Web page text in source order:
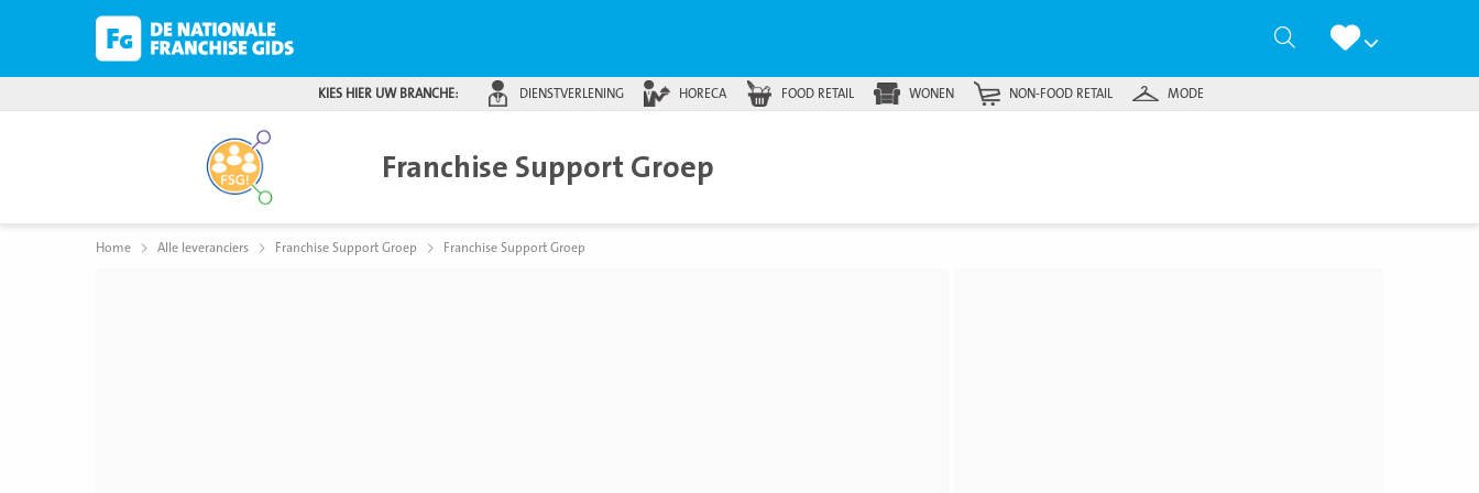
Zoeken
KIES HIER UW BRANCHE: DIENSTVERLENING HORECA FOOD RETAIL WONEN NON-FOOD RETAIL MODE
Franchise Support Groep
Home Alle leveranciers Franchise Support Groep Franchise Support Groep